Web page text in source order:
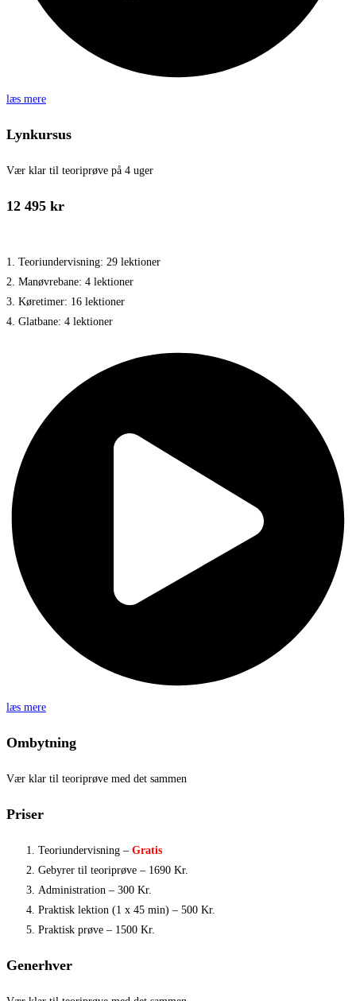
læs mere
Lynkursus
Vær klar til teoriprøve på 4 uger
12 495 kr
1. Teoriundervisning: 29 lektioner
2. Manøvrebane: 4 lektioner
3. Køretimer: 16 lektioner
4. Glatbane: 4 lektioner
læs mere
Ombytning
Vær klar til teoriprøve med det sammen
Priser
Teoriundervisning – Gratis
Gebyrer til teoriprøve – 1690 Kr.
Administration – 300 Kr.
Praktisk lektion (1 x 45 min) – 500 Kr.
Praktisk prøve – 1500 Kr.
Generhver